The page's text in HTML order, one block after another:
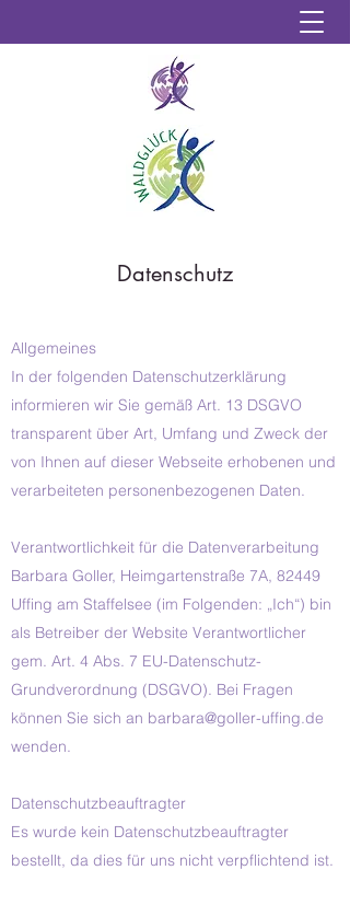
Datenschutz
Allgemeines
In der folgenden Datenschutzerklärung
informieren wir Sie gemäß Art. 13 DSGVO
transparent über Art, Umfang und Zweck der
von Ihnen auf dieser Webseite erhobenen und
verarbeiteten personenbezogenen Daten.
Verantwortlichkeit für die Datenverarbeitung
Barbara Goller, Heimgartenstraße 7A, 82449
Uffing am Staffelsee (im Folgenden: „Ich“) bin
als Betreiber der Website Verantwortlicher
gem. Art. 4 Abs. 7 EU-Datenschutz-
Grundverordnung (DSGVO). Bei Fragen
können Sie sich an barbara@goller-uffing.de
wenden.
Datenschutzbeauftragter
Es wurde kein Datenschutzbeauftragter
bestellt, da dies für uns nicht verpflichtend ist.